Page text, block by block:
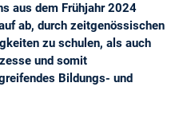
aus dem Frühjahr 2024
ab, durch zeitgenössischen
zu schulen, als auch
und somit
Bildungs- und